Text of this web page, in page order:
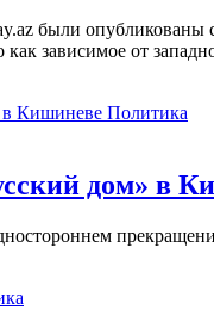
были
как зависимое от
Политика
дом» в